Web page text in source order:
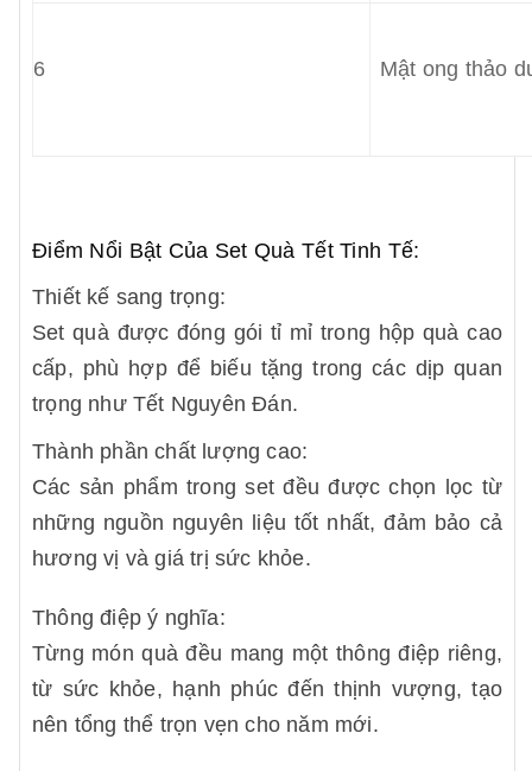
6 Mật ong thảo
Điểm Nổi Bật Của Set Quà Tết Tinh Tế:
Thiết kế sang trọng:
Set quà được đóng gói tỉ mỉ trong hộp quà cao
cấp, phù hợp để biếu tặng trong các dịp quan
trọng như Tết Nguyên Đán.
Thành phần chất lượng cao:
Các sản phẩm trong set đều được chọn lọc từ
những nguồn nguyên liệu tốt nhất, đảm bảo cả
hương vị và giá trị sức khỏe.
Thông điệp ý nghĩa:
Từng món quà đều mang một thông điệp riêng,
từ sức khỏe, hạnh phúc đến thịnh vượng, tạo
nên tổng thể trọn vẹn cho năm mới.